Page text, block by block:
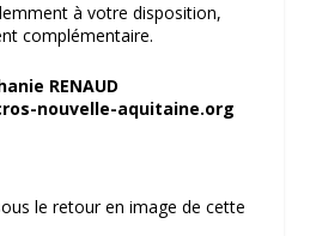
à votre disposition,
complémentaire.
RENAUD
nouvelle-aquitaine.org
le retour en image de cette